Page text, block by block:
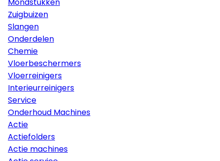
Zuigbuizen
Slangen
Onderdelen
Chemie
Vloerbeschermers
Vloerreinigers
Interieurreinigers
Service
Onderhoud Machines
Actie
Actiefolders
Actie machines